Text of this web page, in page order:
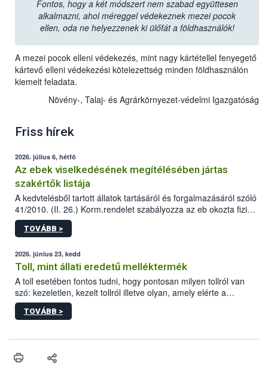
Fontos, hogy a két módszert nem szabad együttesen
alkalmazni, ahol méreggel védekeznek mezei pocok
ellen, oda ne helyezzenek ki ülőfát a földhasználók!
A mezei pocok elleni védekezés, mint nagy kártétellel fenyegető
kártevő elleni védekezési kötelezettség minden földhasználón
kiemelt feladata.
Növény-, Talaj- és Agrárkörnyezet-védelmi Igazgatóság
Friss hírek
2026. július 6, hétfő
Az ebek viselkedésének megítélésében jártas
szakértők listája
A kedvtelésből tartott állatok tartásáról és forgalmazásáról szóló
41/2010. (II. 26.) Korm.rendelet szabályozza az eb okozta fizikai
sérülés, illetve ennek veszélye keletkezésekor felmerülő
hatósági feladatokat, valamint a veszélyes eb tartását és annak
vonni az ebek viselkedésének megítélésében jártas szakértőt.
TOVÁBB >
2026. június 23, kedd
Toll, mint állati eredetű melléktermék
A toll esetében fontos tudni, hogy pontosan milyen tollról van
szó: kezeletlen, kezelt tollról illetve olyan, amely elérte a
„végpontját”.
TOVÁBB >